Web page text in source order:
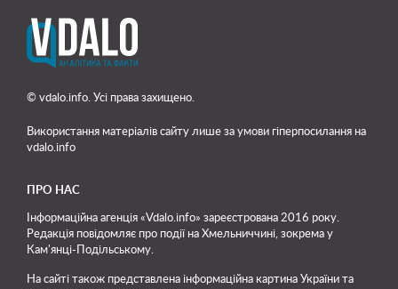
© vdalo.info. Усі права захищено.
Використання матеріалів сайту лише за умови гіперпосилання на
vdalo.info
ПРО НАС
Інформаційна агенція «Vdalo.info» зареєстрована 2016 року.
Редакція повідомляє про події на Хмельниччині, зокрема у
Кам'янці-Подільському.
На сайті також представлена інформаційна картина України та